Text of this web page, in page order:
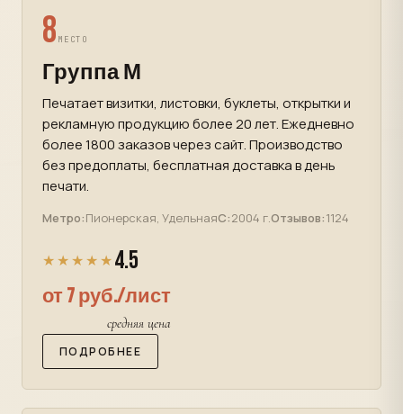
8 МЕСТО
Группа М
Печатает визитки, листовки, буклеты, открытки и
рекламную продукцию более 20 лет. Ежедневно
более 1800 заказов через сайт. Производство
без предоплаты, бесплатная доставка в день
печати.
Метро:Пионерская, УдельнаяС:2004 г.Отзывов:1124
★★★★★ 4.5
от 7 руб./лист
средняя цена
ПОДРОБНЕЕ